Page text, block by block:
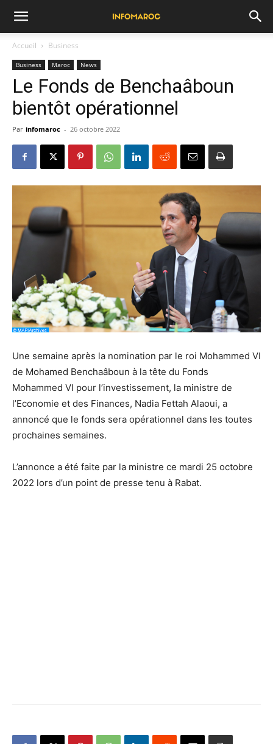
Accueil Business
Business Maroc News
Le Fonds de Benchaâboun
bientôt opérationnel
Par infomaroc - 26 octobre 2022
Une semaine après la nomination par le roi Mohammed VI
de Mohamed Benchaâboun à la tête du Fonds
Mohammed VI pour l’investissement, la ministre de
l’Economie et des Finances, Nadia Fettah Alaoui, a
annoncé que le fonds sera opérationnel dans les toutes
prochaines semaines.
L’annonce a été faite par la ministre ce mardi 25 octobre
2022 lors d’un point de presse tenu à Rabat.